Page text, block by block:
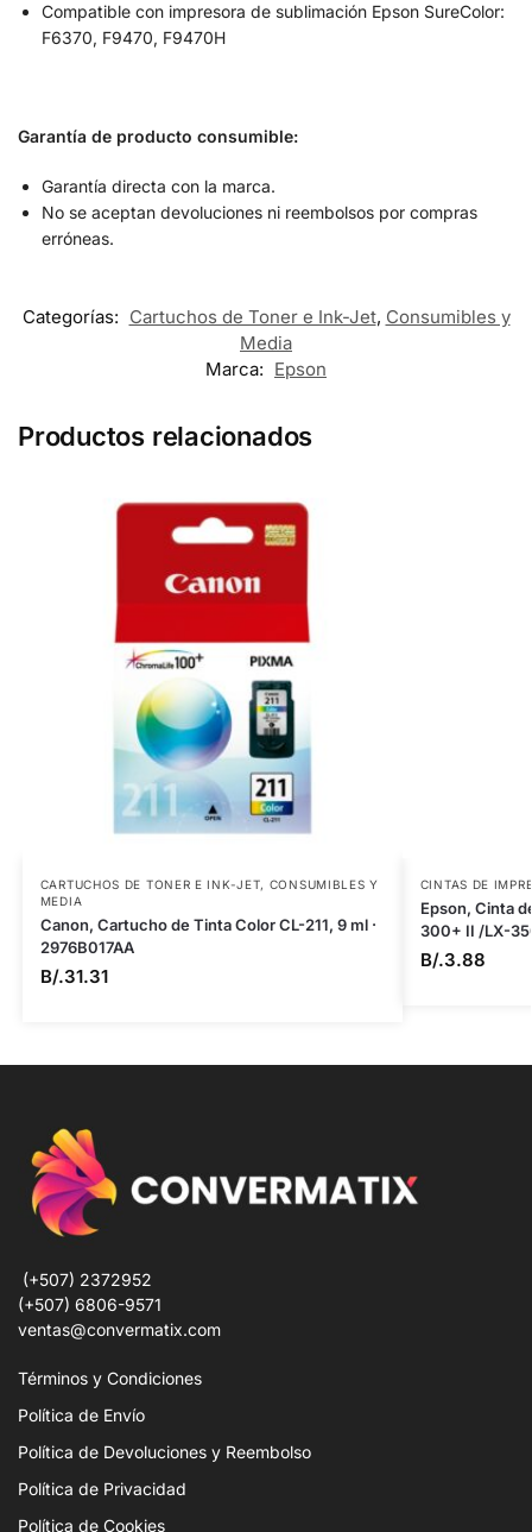
Compatible con impresora de sublimación Epson SureColor:
F6370, F9470, F9470H
Garantía de producto consumible:
Garantía directa con la marca.
No se aceptan devoluciones ni reembolsos por compras
erróneas.
Categorías: Cartuchos de Toner e Ink-Jet, Consumibles y
Media
Marca: Epson
Productos relacionados
CARTUCHOS DE TONER E INK-JET, CONSUMIBLES Y
MEDIA
Canon, Cartucho de Tinta Color CL-211, 9 ml ·
2976B017AA
B/.31.31
CINTAS DE
Epson, Cinta
300+ II /LX-
B/.3.88
(+507) 2372952
(+507) 6806-9571
ventas@convermatix.com
Términos y Condiciones
Política de Envío
Política de Devoluciones y Reembolso
Política de Privacidad
Política de Cookies